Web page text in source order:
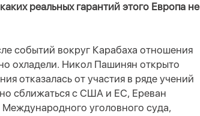
реальных гарантий этого Европа не
событий вокруг Карабаха отношения
охладели. Никол Пашинян открыто
отказалась от участия в ряде учений
сближаться с США и ЕС, Ереван
уголовного суда,